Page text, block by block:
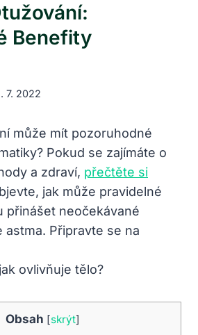
Benefity
7. 2022
může mít pozoruhodné
Pokud se zajímáte o
a zdraví, přečtěte si
jak může pravidelné
přinášet neočekávané
astma. Připravte se na
Obsah [skrýt]